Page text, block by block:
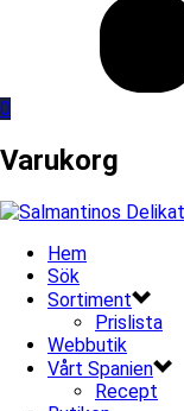
0
Varukorg
Hem
Sök
Sortiment
Prislista
Webbutik
Vårt Spanien
Recept